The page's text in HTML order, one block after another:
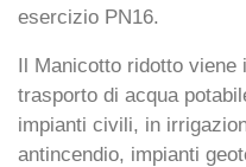
esercizio PN16.
Il Manicotto ridotto viene
trasporto di acqua
impianti civili, in
antincendio, impianti